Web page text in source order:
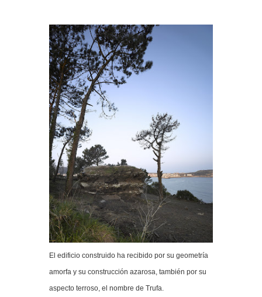
El edificio construido ha recibido por su geometría
amorfa y su construcción azarosa, también por su
aspecto terroso, el nombre de Trufa.